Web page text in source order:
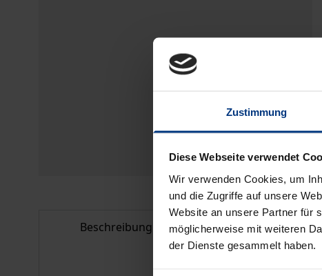
Zustimmung
Diese Webseite verwendet
Wir verwenden Cookies, um
und die Zugriffe auf unsere
Website an unsere Partner für
möglicherweise mit weiteren
der Dienste gesammelt haben.
Beschreibung Bibliografische